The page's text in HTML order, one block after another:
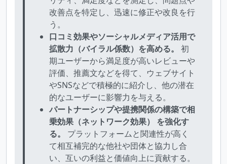
改善点を特定し、迅速に修正や改良を行
う。
口コミ効果やソーシャルメディア活用で
拡散力（バイラル係数）を高める。
初
期ユーザーから満足度が高いレビューや
評価、推薦文などを得て、ウェブサイト
やSNSなどで積極的に紹介し、他の潜在
的なユーザーに影響力を与える。
パートナーシップや提携関係の構築で相
乗効果（ネットワーク効果） を強化す
る。
プラットフォームと関連性が高く
て相互補完的な他社や団体と協力し合
い、互いの利益と価値向上に貢献する。